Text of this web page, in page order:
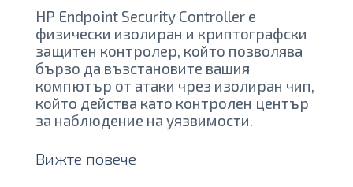
HP Endpoint Security Controller е
физически изолиран и криптографски
защитен контролер, който позволява
бързо да възстановите вашия
компютър от атаки чрез изолиран чип,
който действа като контролен център
за наблюдение на уязвимости.
Вижте повече